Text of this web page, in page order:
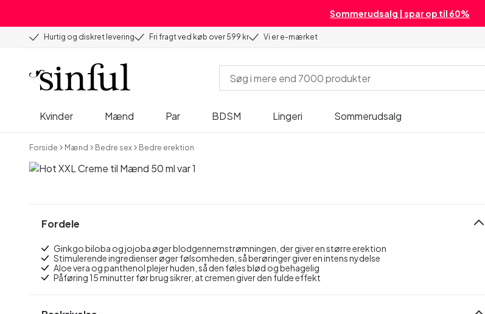
Sommerudsalg | spar op til 60%
Hurtig og diskret levering Fri fragt ved køb over 599 kr Vi er e-mærket
Kvinder Mænd Par BDSM Lingeri Sommerudsalg
Forside Mænd Bedre sex Bedre erektion
Fordele
Ginkgo biloba og jojoba øger blodgennemstrømningen, der giver en større erektion
Stimulerende ingredienser øger følsomheden, så berøringer giver en intens nydelse
Aloe vera og panthenol plejer huden, så den føles blød og behagelig
Påføring 15 minutter før brug sikrer, at cremen giver den fulde effekt